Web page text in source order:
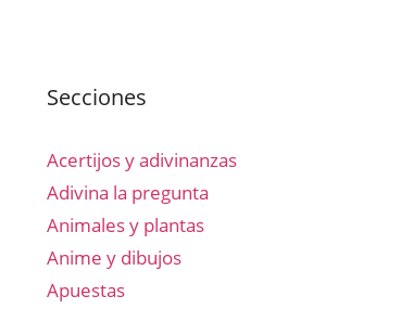
Secciones
Acertijos y adivinanzas
Adivina la pregunta
Animales y plantas
Anime y dibujos
Apuestas